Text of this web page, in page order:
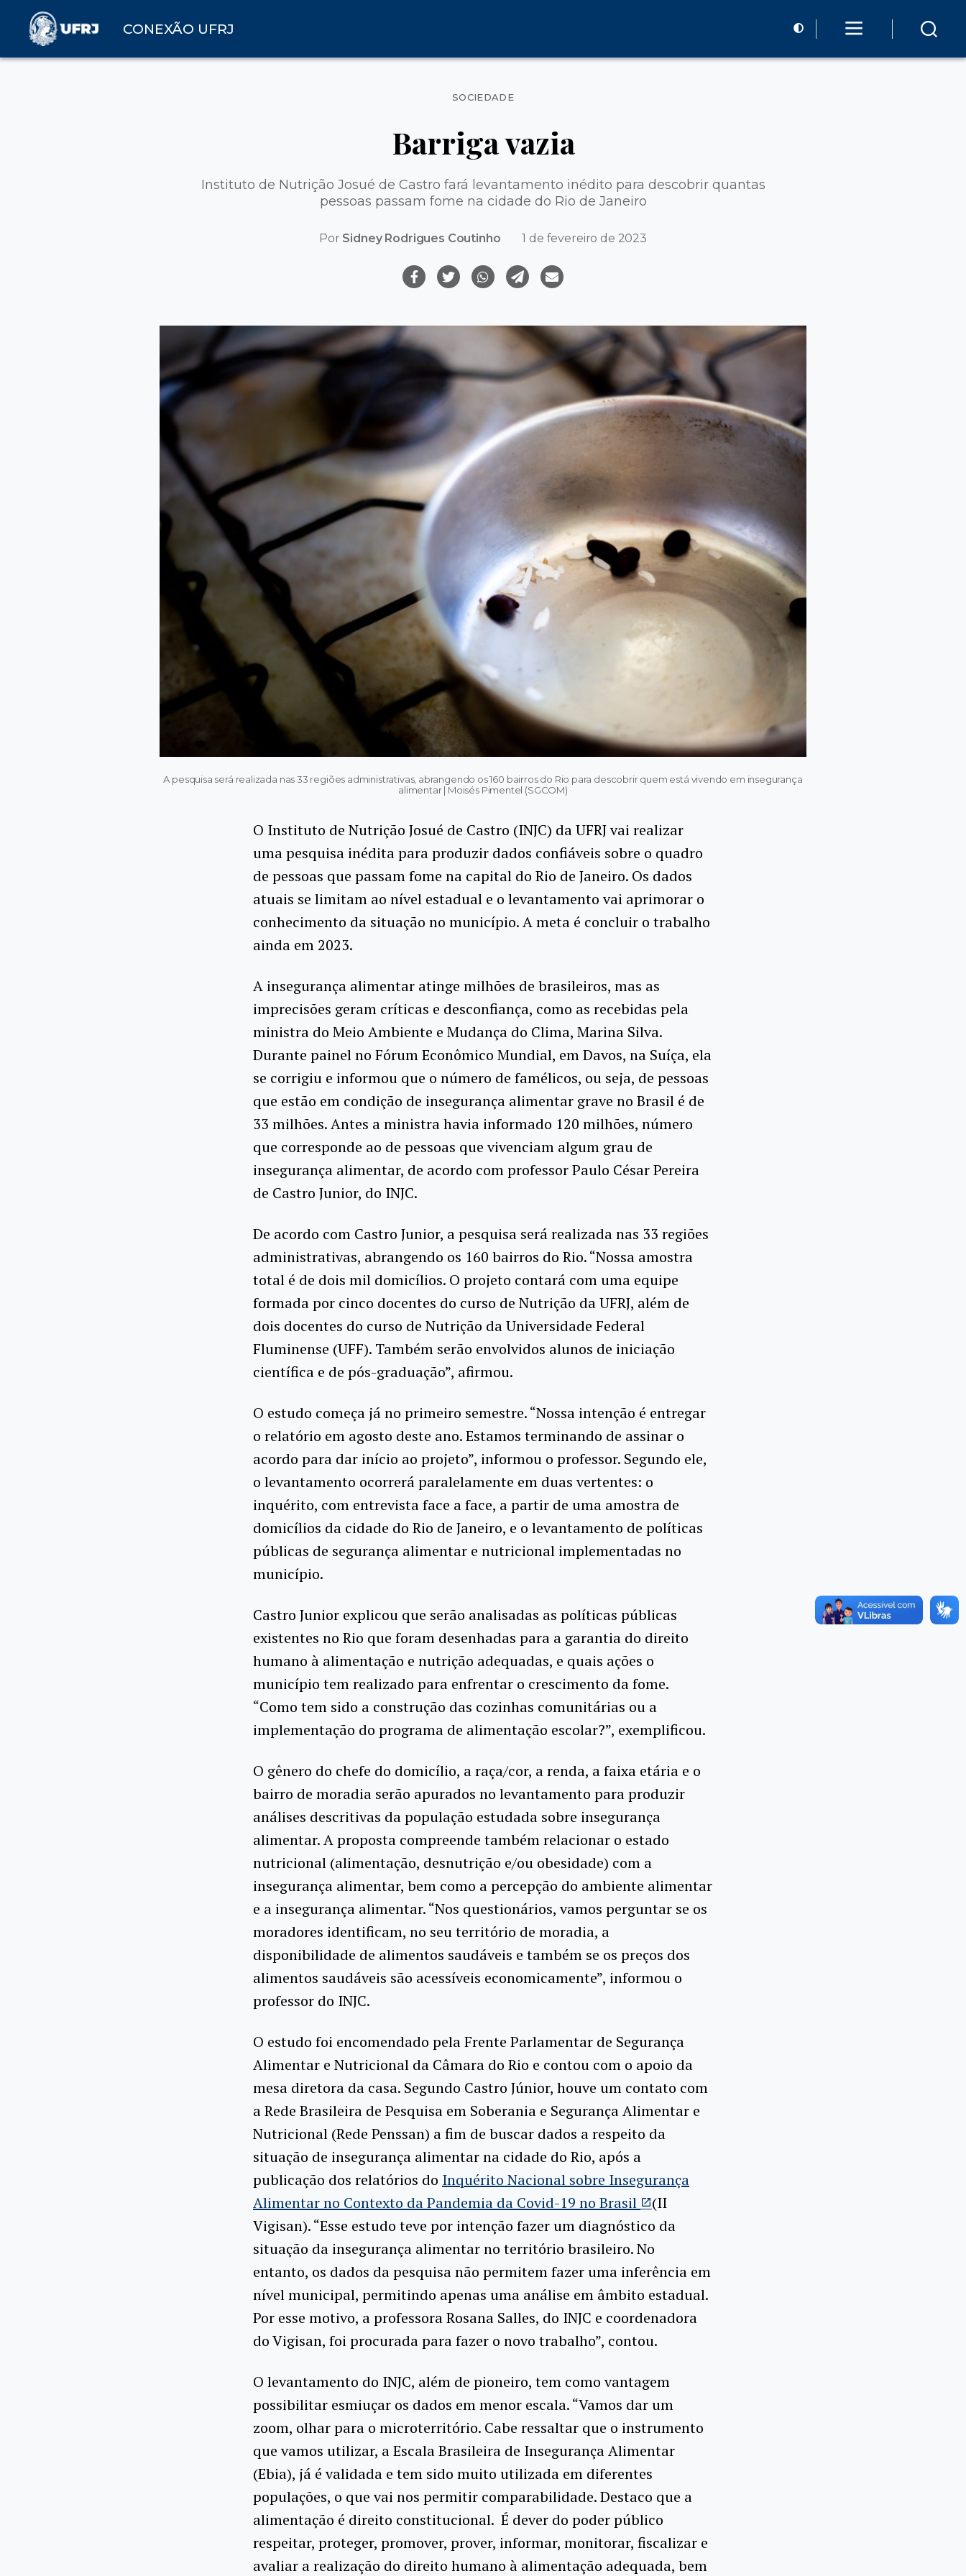
CONEXÃO UFRJ
Categorias
SOCIEDADE
Barriga vazia
Instituto de Nutrição Josué de Castro fará levantamento inédito para descobrir quantas
pessoas passam fome na cidade do Rio de Janeiro
Por Sidney Rodrigues Coutinho 1 de fevereiro de 2023
A pesquisa será realizada nas 33 regiões administrativas, abrangendo os 160 bairros do Rio para descobrir quem está vivendo em insegurança
alimentar | Moisés Pimentel (SGCOM)
O Instituto de Nutrição Josué de Castro (INJC) da UFRJ vai realizar
uma pesquisa inédita para produzir dados confiáveis sobre o quadro
de pessoas que passam fome na capital do Rio de Janeiro. Os dados
atuais se limitam ao nível estadual e o levantamento vai aprimorar o
conhecimento da situação no município. A meta é concluir o trabalho
ainda em 2023.
A insegurança alimentar atinge milhões de brasileiros, mas as
imprecisões geram críticas e desconfiança, como as recebidas pela
ministra do Meio Ambiente e Mudança do Clima, Marina Silva.
Durante painel no Fórum Econômico Mundial, em Davos, na Suíça, ela
se corrigiu e informou que o número de famélicos, ou seja, de pessoas
que estão em condição de insegurança alimentar grave no Brasil é de
33 milhões. Antes a ministra havia informado 120 milhões, número
que corresponde ao de pessoas que vivenciam algum grau de
insegurança alimentar, de acordo com professor Paulo César Pereira
de Castro Junior, do INJC.
De acordo com Castro Junior, a pesquisa será realizada nas 33 regiões
administrativas, abrangendo os 160 bairros do Rio. “Nossa amostra
total é de dois mil domicílios. O projeto contará com uma equipe
formada por cinco docentes do curso de Nutrição da UFRJ, além de
dois docentes do curso de Nutrição da Universidade Federal
Fluminense (UFF). Também serão envolvidos alunos de iniciação
científica e de pós-graduação”, afirmou.
O estudo começa já no primeiro semestre. “Nossa intenção é entregar
o relatório em agosto deste ano. Estamos terminando de assinar o
acordo para dar início ao projeto”, informou o professor. Segundo ele,
o levantamento ocorrerá paralelamente em duas vertentes: o
inquérito, com entrevista face a face, a partir de uma amostra de
domicílios da cidade do Rio de Janeiro, e o levantamento de políticas
públicas de segurança alimentar e nutricional implementadas no
município.
Castro Junior explicou que serão analisadas as políticas públicas
existentes no Rio que foram desenhadas para a garantia do direito
humano à alimentação e nutrição adequadas, e quais ações o
município tem realizado para enfrentar o crescimento da fome.
“Como tem sido a construção das cozinhas comunitárias ou a
implementação do programa de alimentação escolar?”, exemplificou.
O gênero do chefe do domicílio, a raça/cor, a renda, a faixa etária e o
bairro de moradia serão apurados no levantamento para produzir
análises descritivas da população estudada sobre insegurança
alimentar. A proposta compreende também relacionar o estado
nutricional (alimentação, desnutrição e/ou obesidade) com a
insegurança alimentar, bem como a percepção do ambiente alimentar
e a insegurança alimentar. “Nos questionários, vamos perguntar se os
moradores identificam, no seu território de moradia, a
disponibilidade de alimentos saudáveis e também se os preços dos
alimentos saudáveis são acessíveis economicamente”, informou o
professor do INJC.
O estudo foi encomendado pela Frente Parlamentar de Segurança
Alimentar e Nutricional da Câmara do Rio e contou com o apoio da
mesa diretora da casa. Segundo Castro Júnior, houve um contato com
a Rede Brasileira de Pesquisa em Soberania e Segurança Alimentar e
Nutricional (Rede Penssan) a fim de buscar dados a respeito da
situação de insegurança alimentar na cidade do Rio, após a
publicação dos relatórios do Inquérito Nacional sobre Insegurança
Alimentar no Contexto da Pandemia da Covid-19 no Brasil
(II
Vigisan). “Esse estudo teve por intenção fazer um diagnóstico da
situação da insegurança alimentar no território brasileiro. No
entanto, os dados da pesquisa não permitem fazer uma inferência em
nível municipal, permitindo apenas uma análise em âmbito estadual.
Por esse motivo, a professora Rosana Salles, do INJC e coordenadora
do Vigisan, foi procurada para fazer o novo trabalho”, contou.
O levantamento do INJC, além de pioneiro, tem como vantagem
possibilitar esmiuçar os dados em menor escala. “Vamos dar um
zoom, olhar para o microterritório. Cabe ressaltar que o instrumento
que vamos utilizar, a Escala Brasileira de Insegurança Alimentar
(Ebia), já é validada e tem sido muito utilizada em diferentes
populações, o que vai nos permitir comparabilidade. Destaco que a
alimentação é direito constitucional. É dever do poder público
respeitar, proteger, promover, prover, informar, monitorar, fiscalizar e
avaliar a realização do direito humano à alimentação adequada, bem